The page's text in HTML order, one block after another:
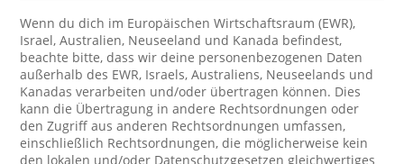
Wenn du dich im Europäischen Wirtschaftsraum (EWR),
Israel, Australien, Neuseeland und Kanada befindest,
beachte bitte, dass wir deine personenbezogenen Daten
außerhalb des EWR, Israels, Australiens, Neuseelands und
Kanadas verarbeiten und/oder übertragen können. Dies
kann die Übertragung in andere Rechtsordnungen oder
den Zugriff aus anderen Rechtsordnungen umfassen,
einschließlich Rechtsordnungen, die möglicherweise kein
den lokalen und/oder Datenschutzgesetzen gleichwertiges